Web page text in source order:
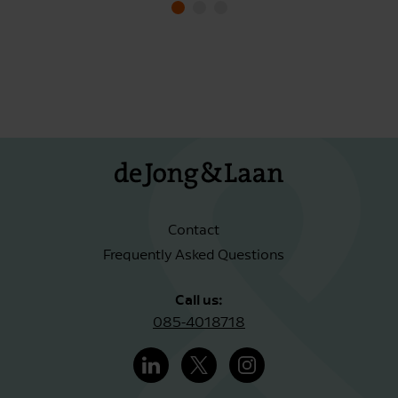
Contact
Frequently Asked Questions
Call us:
085-4018718